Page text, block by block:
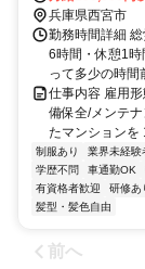
兵庫県西宮市
勤務時間詳細
6時間・休憩1時
って多少の時間
仕事内容 雇用
備保全/メンテ
たマンションを
制服あり 業界未経験
学歴不問
車通勤OK
有資格者歓迎
研修あ
髪型・髪色自由
前へ